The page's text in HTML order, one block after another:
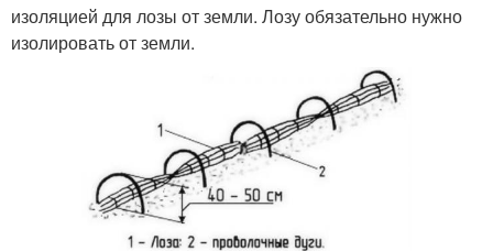
изоляцией для лозы от земли. Лозу обязательно нужно
изолировать от земли.